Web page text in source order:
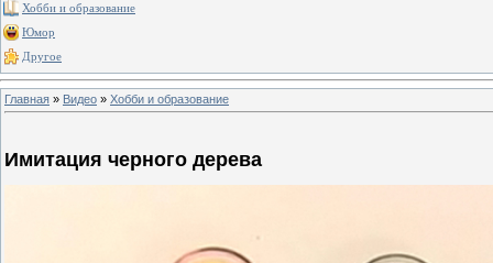
Хобби и образование
Юмор
Другое
Главная » Видео » Хобби и образование
Имитация черного дерева